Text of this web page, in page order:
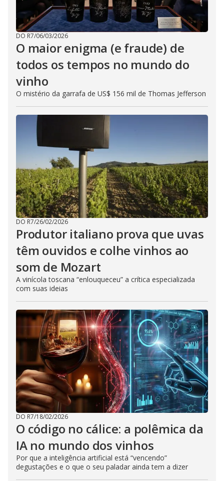
DO R7/06/03/2026
O maior enigma (e fraude) de
todos os tempos no mundo do
vinho
O mistério da garrafa de US$ 156 mil de Thomas Jefferson
DO R7/26/02/2026
Produtor italiano prova que uvas
têm ouvidos e colhe vinhos ao
som de Mozart
A vinícola toscana “enlouqueceu” a crítica especializada
com suas ideias
DO R7/18/02/2026
O código no cálice: a polêmica da
IA no mundo dos vinhos
Por que a inteligência artificial está “vencendo”
degustações e o que o seu paladar ainda tem a dizer